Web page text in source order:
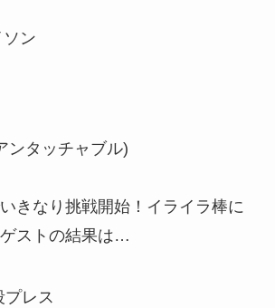
ン
ンタッチャブル)
きなり挑戦開始！イライラ棒に
ストの結果は…
レス